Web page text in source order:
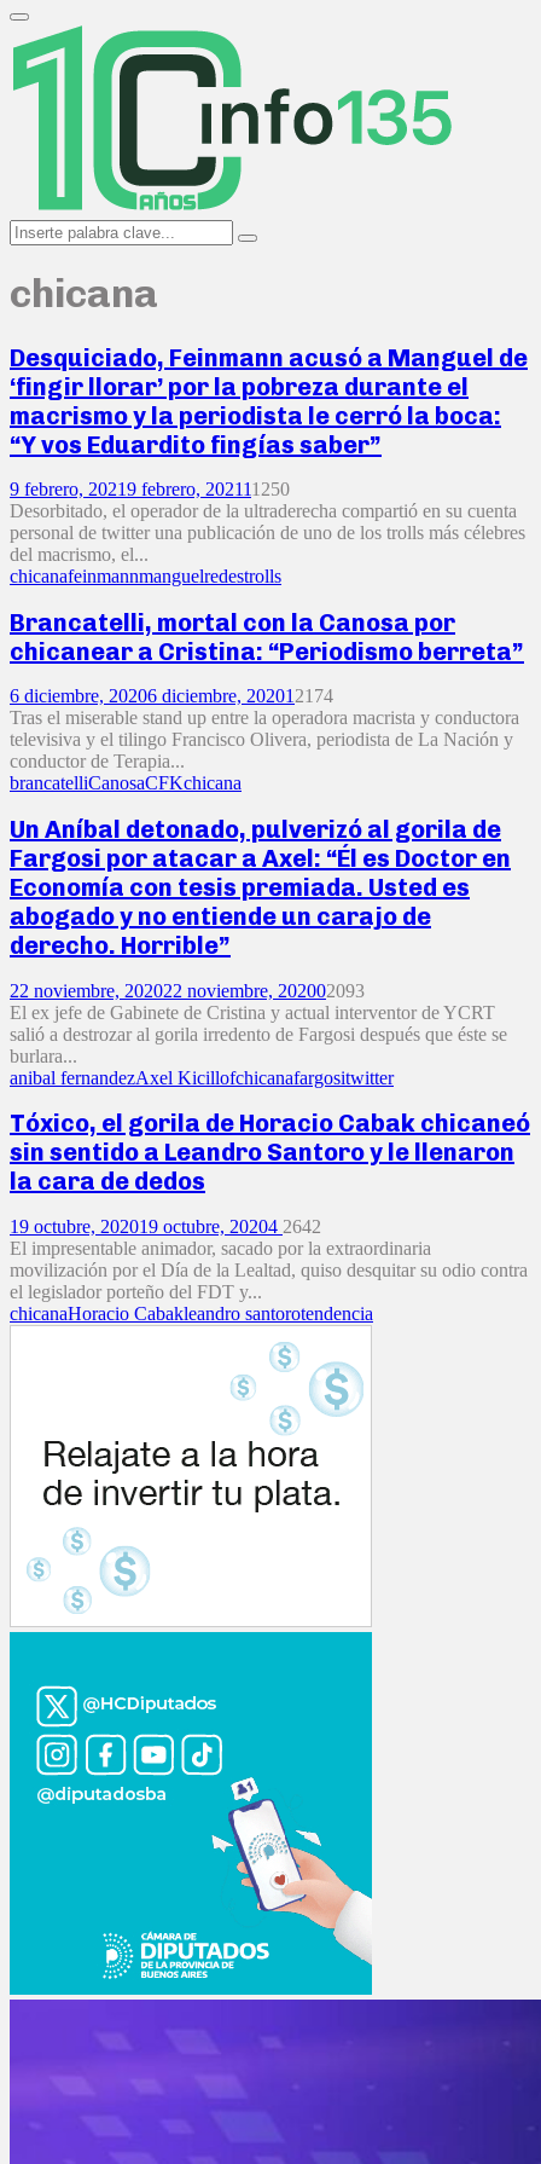
Primary
Menu
Search
for:
Search
chicana
Desquiciado, Feinmann acusó a Manguel de
‘fingir llorar’ por la pobreza durante el
macrismo y la periodista le cerró la boca:
“Y vos Eduardito fingías saber”
9 febrero, 20219 febrero, 202111250
Desorbitado, el operador de la ultraderecha compartió en su cuenta
personal de twitter una publicación de uno de los trolls más célebres
del macrismo, el...
chicanafeinmannmanguelredestrolls
Brancatelli, mortal con la Canosa por
chicanear a Cristina: “Periodismo berreta”
6 diciembre, 20206 diciembre, 202012174
Tras el miserable stand up entre la operadora macrista y conductora
televisiva y el tilingo Francisco Olivera, periodista de La Nación y
conductor de Terapia...
brancatelliCanosaCFKchicana
Un Aníbal detonado, pulverizó al gorila de
Fargosi por atacar a Axel: “Él es Doctor en
Economía con tesis premiada. Usted es
abogado y no entiende un carajo de
derecho. Horrible”
22 noviembre, 202022 noviembre, 202002093
El ex jefe de Gabinete de Cristina y actual interventor de YCRT
salió a destrozar al gorila irredento de Fargosi después que éste se
burlara...
anibal fernandezAxel Kicillofchicanafargositwitter
Tóxico, el gorila de Horacio Cabak chicaneó
sin sentido a Leandro Santoro y le llenaron
la cara de dedos
19 octubre, 202019 octubre, 20204 2642
El impresentable animador, sacado por la extraordinaria
movilización por el Día de la Lealtad, quiso desquitar su odio contra
el legislador porteño del FDT y...
chicanaHoracio Cabakleandro santorotendencia